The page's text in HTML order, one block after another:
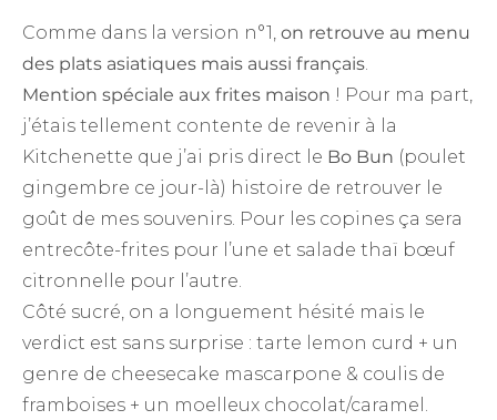
Comme dans la version n°1, on retrouve au menu
des plats asiatiques mais aussi français.
Mention spéciale aux frites maison ! Pour ma part,
j’étais tellement contente de revenir à la
Kitchenette que j’ai pris direct le Bo Bun (poulet
gingembre ce jour-là) histoire de retrouver le
goût de mes souvenirs. Pour les copines ça sera
entrecôte-frites pour l’une et salade thaï bœuf
citronnelle pour l’autre.
Côté sucré, on a longuement hésité mais le
verdict est sans surprise : tarte lemon curd + un
genre de cheesecake mascarpone & coulis de
framboises + un moelleux chocolat/caramel.